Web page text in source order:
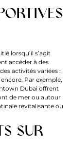
lorsqu’il s’agit
accéder à des
activités variées :
Par exemple,
Dubai offrent
de mer ou autour
revitalisante ou
sur